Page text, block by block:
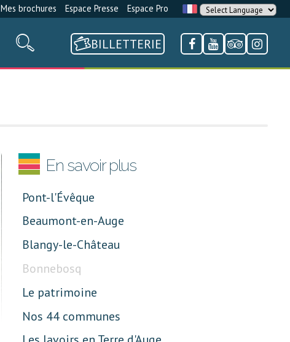
Mes brochures Espace Presse Espace Pro
BILLETTERIE
En savoir plus
Pont-l'Évêque
Beaumont-en-Auge
Blangy-le-Château
Bonnebosq
Le patrimoine
Nos 44 communes